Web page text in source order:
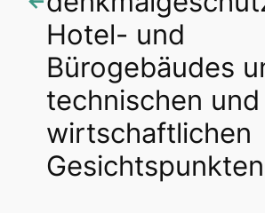
Hotel- und
Bürogebäudes
technischen und
wirtschaftlichen
Gesichtspunkten